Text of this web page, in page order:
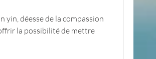
yin, déesse de la compassion
la possibilité de mettre